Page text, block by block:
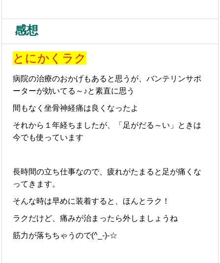
感想
とにかくラク
病院の治療のおかげもあると思うが、バンテリンサポ
ーターが効いてる～♪と素直に思う
間もなく坐骨神経痛は良くなったよ
それから１年経ちましたが、「足がだる～い」ときは
今でも使っています
長時間の立ち仕事なので、疲れがたまると足が痛くな
ってきます。
そんな時は早めに装着すると、ほんとラク！
ラクだけど、痛みが治まったら外しましょうね
筋力が落ちちゃうので(^_-)-☆